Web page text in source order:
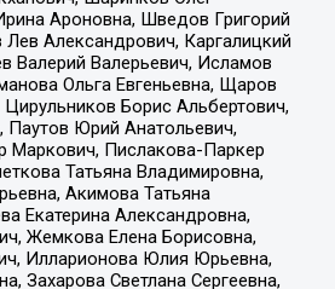
Ароновна, Шведов Григорий
Александрович, Каргалицкий
Валерий Валерьевич, Исламов
Ольга Евгеньевна, Щаров
Борис Альбертович,
Паутов Юрий Анатольевич,
Маркович, Пислакова-Паркер
Татьяна Владимировна,
Акимова Татьяна
Екатерина Александровна,
Жемкова Елена Борисовна,
Илларионова Юлия Юрьевна,
Захарова Светлана Сергеевна,